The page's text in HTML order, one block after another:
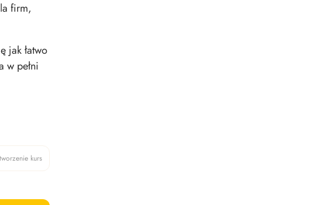
firm,
jak łatwo
w pełni
tworzenie kurs